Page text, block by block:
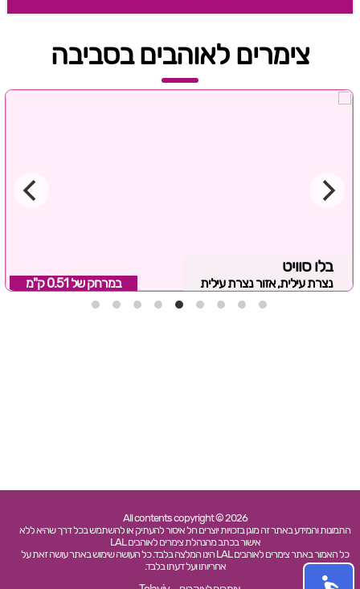
צימרים לאוהבים בסביבה
בלו סוויט
נצרת עילית, אזור נצרת עילית במרחק של 0.51 ק"מ
All contents copyright © 2026
התמונות והמידע באתר זה מוגן בזכויות יוצרים חל איסור להעתיק או להשתמש בכל דרך שהיא ללא
אישור בכתב מהנהלת צימרים לאוהבים LAL
כל האמור באתר צימרים לאוהבים LAL הינו המלצה בלבד. כל העושה שימוש באתר עושה זאת על
אחריותו ועל דעתו בלבד.